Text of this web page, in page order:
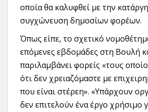
οποία θα καλυφθεί με την
συγχώνευση δημοσίων φορέων.
Όπως είπε, το σχετικό
επόμενες εβδομάδες στη Βουλή
παριλαμβάνει φορείς «τους
ότι δεν χρειαζόμαστε με
που είναι στέρεη». «Υπάρχουν
δεν επιτελούν ένα έργο χρήσιμο